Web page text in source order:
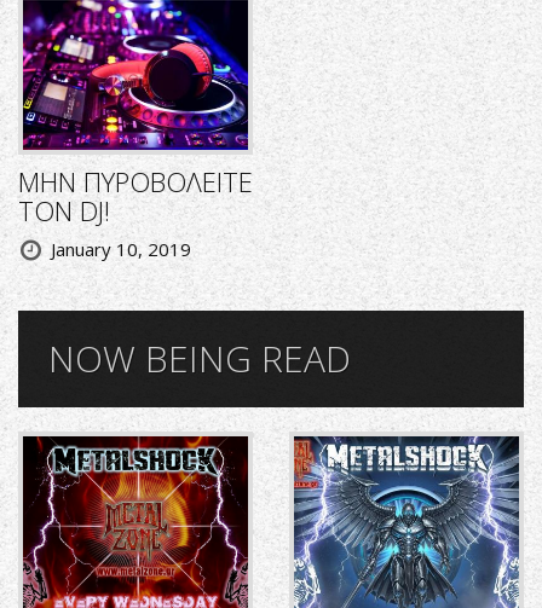
ΜΗΝ ΠΥΡΟΒΟΛΕΙΤΕ
ΤΟΝ DJ!
January 10, 2019
NOW BEING READ